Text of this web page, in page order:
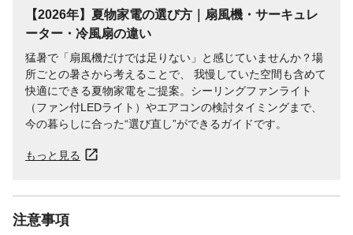
【2026年】夏物家電の選び方｜扇風機・サーキュレ
ーター・冷風扇の違い
猛暑で「扇風機だけでは足りない」と感じていませんか？場
所ごとの暑さから考えることで、 我慢していた空間も含めて
快適にできる夏物家電をご提案。シーリングファンライト
（ファン付LEDライト）やエアコンの検討タイミングまで、
今の暮らしに合った“選び直し”ができるガイドです。
もっと見る
注意事項